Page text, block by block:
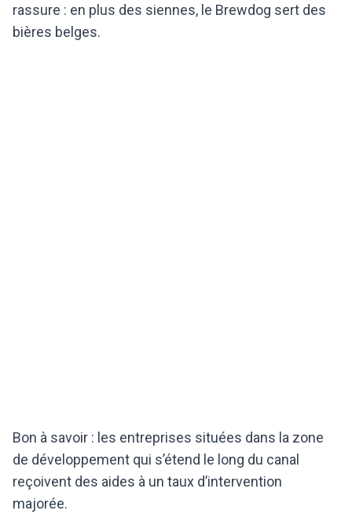
rassure : en plus des siennes, le Brewdog sert des
bières belges.
Bon à savoir : les entreprises situées dans la zone
de développement qui s’étend le long du canal
reçoivent des aides à un taux d’intervention
majorée.